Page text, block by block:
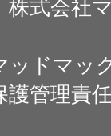
株式会社
ッドマッ
護管理責